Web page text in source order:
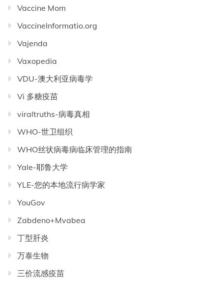
Vaccine Mom
VaccineInformatio.org
Vajenda
Vaxopedia
VDU-澳大利亚病毒学
Vi 多糖疫苗
viraltruths-病毒真相
WHO-世卫组织
WHO丝状病毒病临床管理的指南
Yale-耶鲁大学
YLE-您的本地流行病学家
YouGov
Zabdeno+Mvabea
丁型肝炎
万泰生物
三价流感疫苗